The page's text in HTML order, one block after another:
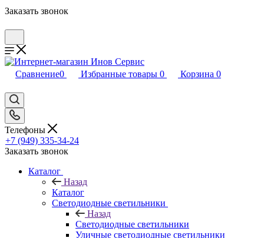
Заказать звонок
Сравнение0 Избранные товары 0 Корзина 0
Телефоны
+7 (949) 335-34-24
Заказать звонок
Каталог
Назад
Каталог
Светодиодные светильники
Назад
Светодиодные светильники
Уличные светодиодные светильники